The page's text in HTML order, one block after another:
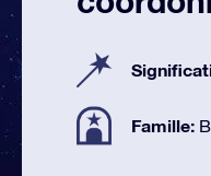
Famille: